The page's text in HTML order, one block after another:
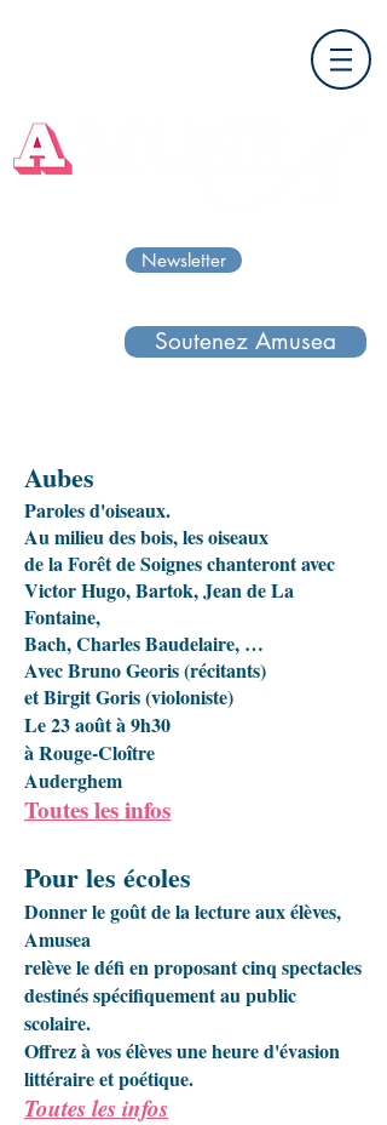
Newsletter
Soutenez Amusea
Aubes
Paroles d'oiseaux.
Au milieu des bois, les oiseaux
de la Forêt de Soignes chanteront avec
Victor Hugo, Bartok, Jean de La
Fontaine,
Bach, Charles Baudelaire, …
Avec Bruno Georis (récitants)
et Birgit Goris (violoniste)
Le 23 août à 9h30
à Rouge-Cloître
Auderghem
Toutes les infos
Pour les écoles
Donner le goût de la lecture aux élèves,
Amusea
relève le défi en proposant cinq spectacles
destinés spécifiquement au public
scolaire.
Offrez à vos élèves une heure d'évasion
littéraire et poétique.
Toutes les infos